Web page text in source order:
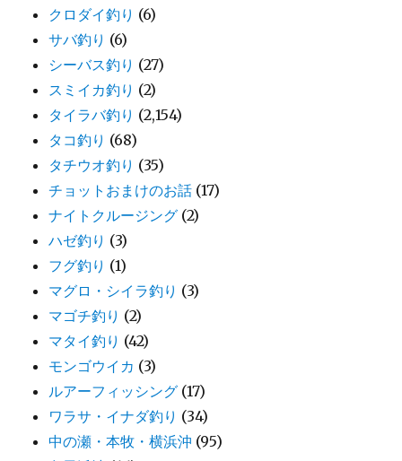
クロダイ釣り (6)
サバ釣り (6)
シーバス釣り (27)
スミイカ釣り (2)
タイラバ釣り (2,154)
タコ釣り (68)
タチウオ釣り (35)
チョットおまけのお話 (17)
ナイトクルージング (2)
ハゼ釣り (3)
フグ釣り (1)
マグロ・シイラ釣り (3)
マゴチ釣り (2)
マタイ釣り (42)
モンゴウイカ (3)
ルアーフィッシング (17)
ワラサ・イナダ釣り (34)
中の瀬・本牧・横浜沖 (95)